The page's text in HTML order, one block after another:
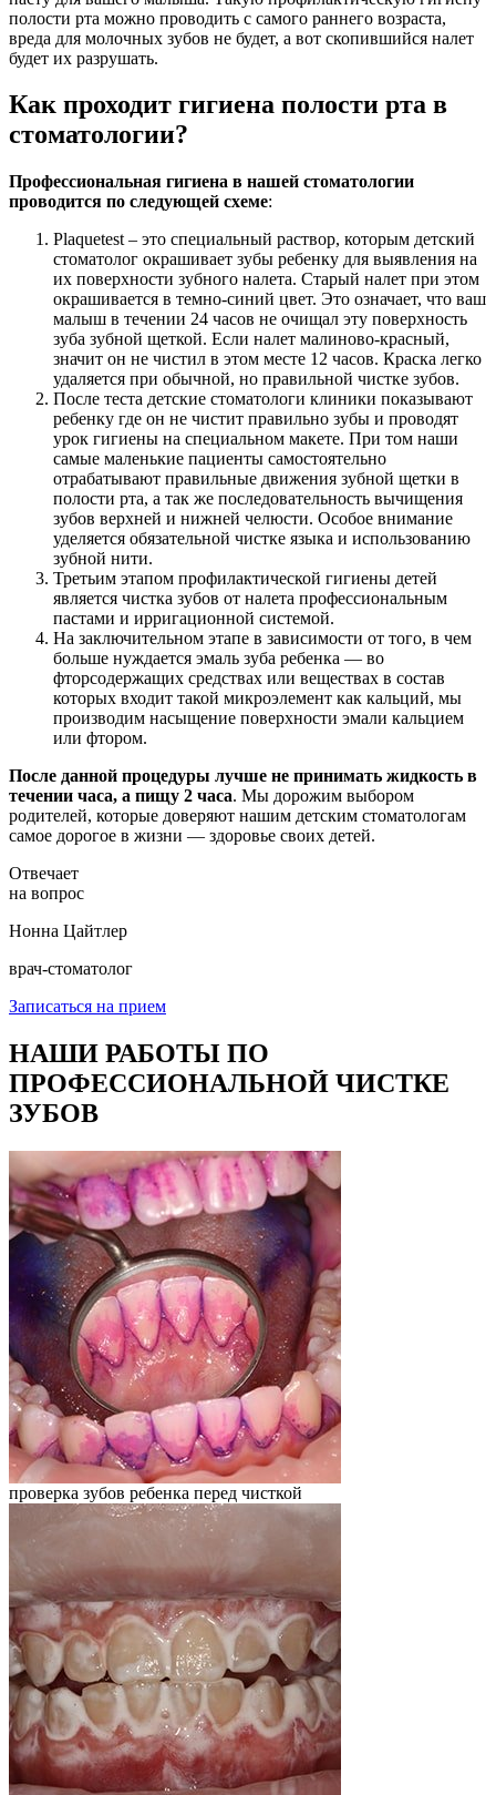
полости рта можно проводить с самого раннего возраста,
вреда для молочных зубов не будет, а вот скопившийся налет
будет их разрушать.
Как проходит гигиена полости рта в
стоматологии?
Профессиональная гигиена в нашей стоматологии
проводится по следующей схеме:
Plaquetest – это специальный раствор, которым детский
стоматолог окрашивает зубы ребенку для выявления на
их поверхности зубного налета. Старый налет при этом
окрашивается в темно-синий цвет. Это означает, что ваш
малыш в течении 24 часов не очищал эту поверхность
зуба зубной щеткой. Если налет малиново-красный,
значит он не чистил в этом месте 12 часов. Краска легко
удаляется при обычной, но правильной чистке зубов.
После теста детские стоматологи клиники показывают
ребенку где он не чистит правильно зубы и проводят
урок гигиены на специальном макете. При том наши
самые маленькие пациенты самостоятельно
отрабатывают правильные движения зубной щетки в
полости рта, а так же последовательность вычищения
зубов верхней и нижней челюсти. Особое внимание
уделяется обязательной чистке языка и использованию
зубной нити.
Третьим этапом профилактической гигиены детей
является чистка зубов от налета профессиональным
пастами и ирригационной системой.
На заключительном этапе в зависимости от того, в чем
больше нуждается эмаль зуба ребенка — во
фторсодержащих средствах или веществах в состав
которых входит такой микроэлемент как кальций, мы
производим насыщение поверхности эмали кальцием
или фтором.
После данной процедуры лучше не принимать жидкость в
течении часа, а пищу 2 часа. Мы дорожим выбором
родителей, которые доверяют нашим детским стоматологам
самое дорогое в жизни — здоровье своих детей.
Отвечает
на вопрос
Нонна Цайтлер
врач-стоматолог
Записаться на прием
НАШИ РАБОТЫ ПО
ПРОФЕССИОНАЛЬНОЙ ЧИСТКЕ
ЗУБОВ
проверка зубов ребенка перед чисткой